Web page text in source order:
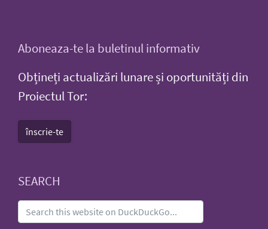
Aboneaza-te la buletinul informativ
Obțineți actualizări lunare și oportunități din
Proiectul Tor:
înscrie-te
SEARCH